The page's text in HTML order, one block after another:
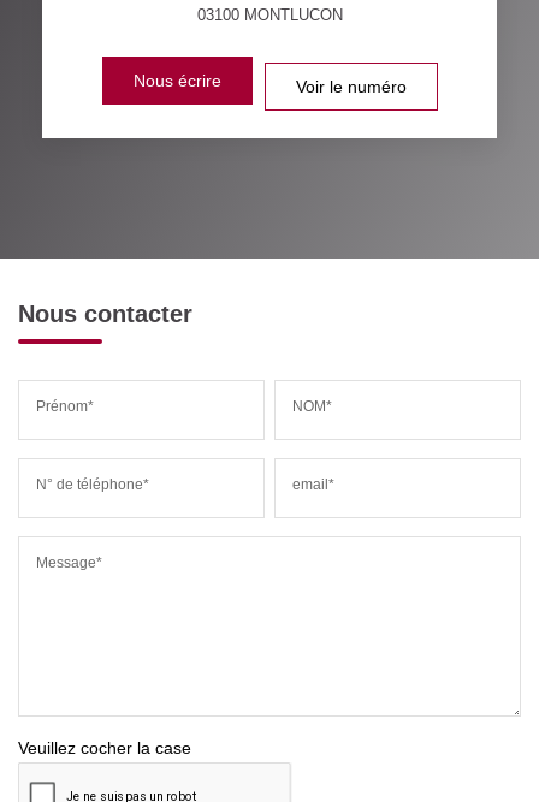
03100 MONTLUCON
Nous écrire Voir le numéro
Nous contacter
Prénom* NOM*
N° de téléphone* email*
Message*
Veuillez cocher la case